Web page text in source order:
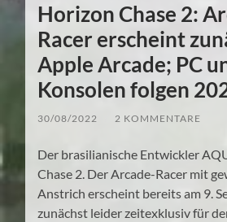
Horizon Chase 2:
Racer erscheint
Apple Arcade; PC
Konsolen folgen
30/08/2022 2 KOMMENTARE
Der brasilianische Entwickler
Chase 2. Der Arcade-Racer mit
Anstrich erscheint bereits am 9.
zunächst leider zeitexklusiv für